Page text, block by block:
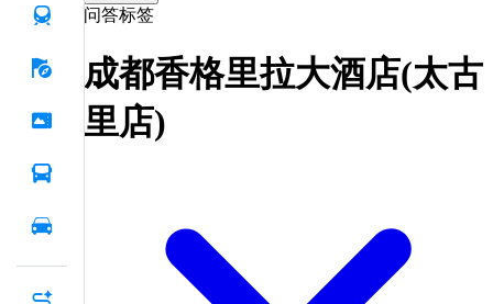
问答标签
成都香格里拉大酒店(太古
里店)